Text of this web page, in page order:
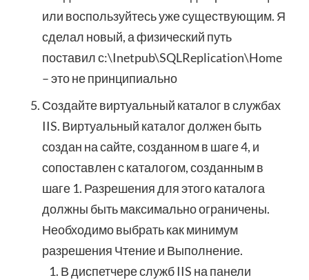
или воспользуйтесь уже существующим. Я
сделал новый, а физический путь
поставил с:\Inetpub\SQLReplication\Home
– это не принципиально
Создайте виртуальный каталог в службах
IIS. Виртуальный каталог должен быть
создан на сайте, созданном в шаге 4, и
сопоставлен с каталогом, созданным в
шаге 1. Разрешения для этого каталога
должны быть максимально ограничены.
Необходимо выбрать как минимум
разрешения Чтение и Выполнение.
В диспетчере служб IIS на панели